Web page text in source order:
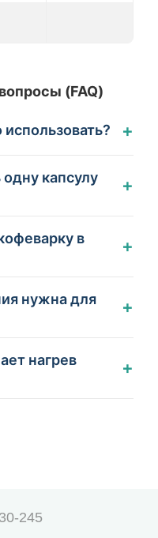
(FAQ)
+
капсулу
+
в
+
нужна для
+
нагрев
+
245